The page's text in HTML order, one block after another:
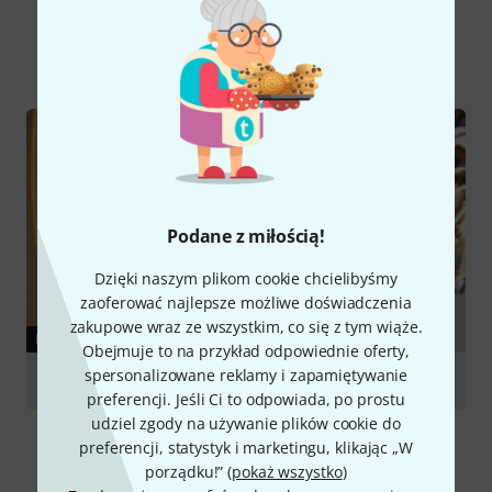
Podane z miłością!
Dzięki naszym plikom cookie chcielibyśmy
zaoferować najlepsze możliwe doświadczenia
zakupowe wraz ze wszystkim, co się z tym wiąże.
Obejmuje to na przykład odpowiednie oferty,
spersonalizowane reklamy i zapamiętywanie
preferencji. Jeśli Ci to odpowiada, po prostu
udziel zgody na używanie plików cookie do
preferencji, statystyk i marketingu, klikając „W
porządku!” (pokaż wszystko)
Wszystko Poradniki
PORADNIKI
Tenor and Baritone Horns